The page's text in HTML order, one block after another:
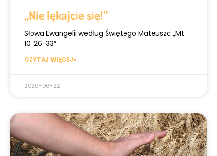
„Nie lękajcie się!”
Słowa Ewangelii według Świętego Mateusza „Mt
10, 26-33”
CZYTAJ WIĘCEJ»
2026-06-22